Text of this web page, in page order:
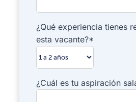
¿Qué experiencia tienes
esta vacante?*
¿Cuál es tu aspiración